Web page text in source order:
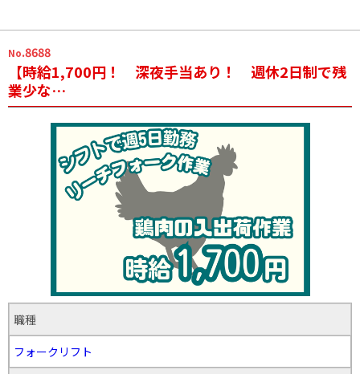
No.8688
【時給1,700円！ 深夜手当あり！ 週休2日制で残
業少な…
職種
フォークリフト